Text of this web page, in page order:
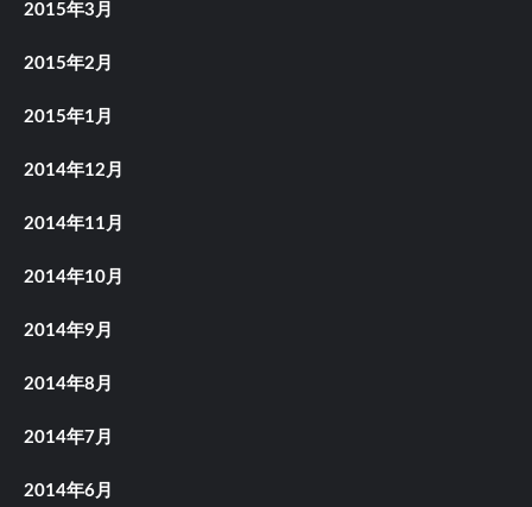
2015年3月
2015年2月
2015年1月
2014年12月
2014年11月
2014年10月
2014年9月
2014年8月
2014年7月
2014年6月